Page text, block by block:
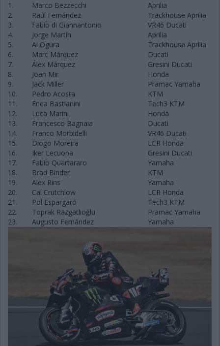
1.
Marco Bezzecchi
Aprilia
2.
Raúl Fernández
Trackhouse Aprilia
3.
Fabio di Giannantonio
VR46 Ducati
4.
Jorge Martín
Aprilia
5.
Ai Ogura
Trackhouse Aprilia
6.
Marc Márquez
Ducati
7.
Álex Márquez
Gresini Ducati
8.
Joan Mir
Honda
9.
Jack Miller
Pramac Yamaha
10.
Pedro Acosta
KTM
11.
Enea Bastianini
Tech3 KTM
12.
Luca Marini
Honda
13.
Francesco Bagnaia
Ducati
14.
Franco Morbidelli
VR46 Ducati
15.
Diogo Moreira
LCR Honda
16.
Iker Lecuona
Gresini Ducati
17.
Fabio Quartararo
Yamaha
18.
Brad Binder
KTM
19.
Alex Rins
Yamaha
20.
Cal Crutchlow
LCR Honda
21.
Pol Espargaró
Tech3 KTM
22.
Toprak Razgatlıoğlu
Pramac Yamaha
23.
Augusto Fernández Yamaha